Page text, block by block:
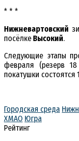
* * *
Нижневартовский
посёлке Высокий.
Следующие этапы
февраля (резерв
покатушки состоятся
Городская среда
ХМАО Югра
Рейтинг